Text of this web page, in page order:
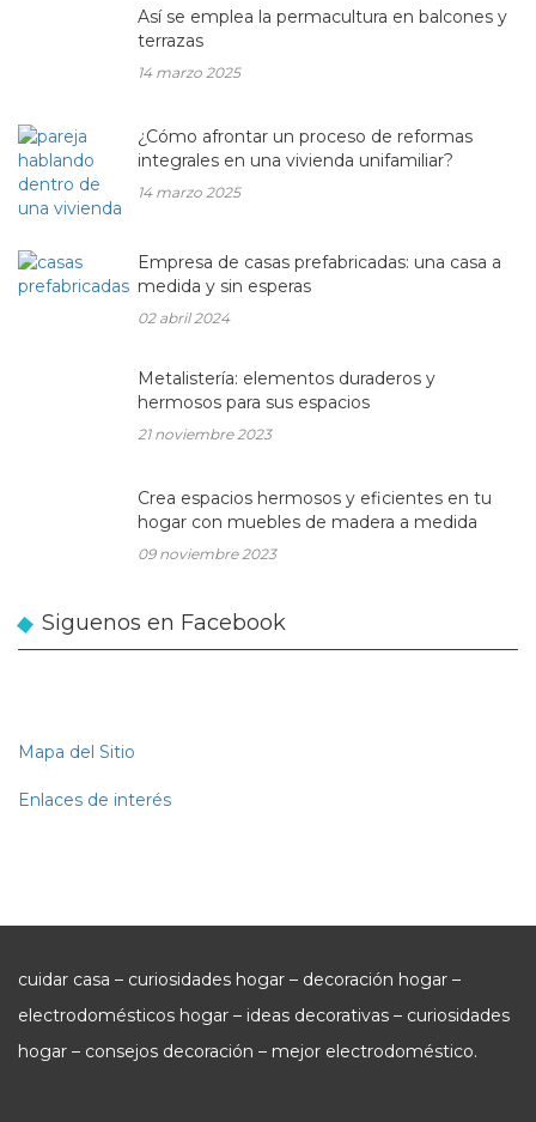
Así se emplea la permacultura en balcones y
terrazas
14 marzo 2025
¿Cómo afrontar un proceso de reformas
integrales en una vivienda unifamiliar?
14 marzo 2025
Empresa de casas prefabricadas: una casa a
medida y sin esperas
02 abril 2024
Metalistería: elementos duraderos y
hermosos para sus espacios
21 noviembre 2023
Crea espacios hermosos y eficientes en tu
hogar con muebles de madera a medida
09 noviembre 2023
Siguenos en Facebook
Mapa del Sitio
Enlaces de interés
cuidar casa – curiosidades hogar – decoración hogar –
electrodomésticos hogar – ideas decorativas – curiosidades
hogar – consejos decoración – mejor electrodoméstico.